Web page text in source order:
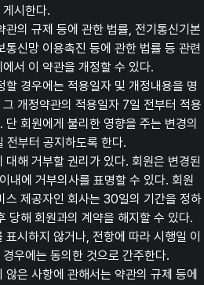
시한다.
의 규제 등에 관한 법률, 전기통신기본
통신망 이용촉진 등에 관한 법률 등 관련
서 이 약관을 개정할 수 있다.
경우에는 적용일자 및 개정내용을 명
개정약관의 적용일자 7일 전부터 적용
회원에게 불리한 영향을 주는 변경의
전부터 공지하도록 한다.
해 거부할 권리가 있다. 회원은 변경된
내에 거부의사를 표명할 수 있다. 회원
스 제공자인 회사는 30일의 기간을 정하
당해 회원과의 계약을 해지할 수 있다.
시하지 않거나, 전항에 따라 시행일 이
우에는 동의한 것으로 간주한다.
은 사항에 관해서는 약관의 규제 등에